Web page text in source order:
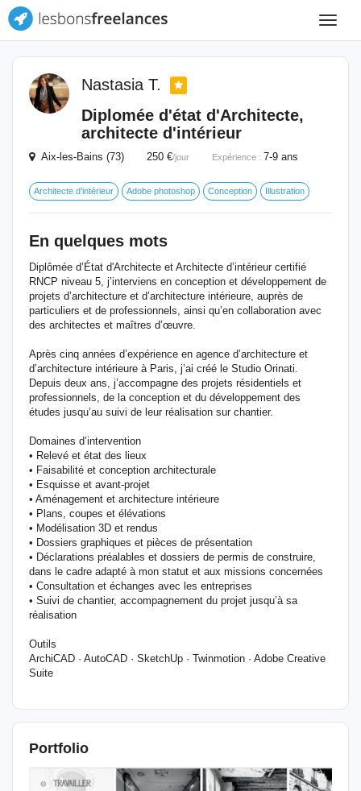
Toggle
Nastasia T.
Diplomée d'état d'Architecte,
architecte d'intérieur
Aix-les-Bains (73) 250 €/jour Expérience : 7-9 ans
Architecte d'intérieur Adobe photoshop Conception Illustration
En quelques mots
Diplômée d’État d'Architecte et Architecte d’intérieur certifié
RNCP niveau 5, j’interviens en conception et développement de
projets d’architecture et d’architecture intérieure, auprès de
particuliers et de professionnels, ainsi qu’en collaboration avec
des architectes et maîtres d’œuvre.
Après cinq années d’expérience en agence d’architecture et
d’architecture intérieure à Paris, j’ai créé le Studio Orinati.
Depuis deux ans, j’accompagne des projets résidentiels et
professionnels, de la conception et du développement des
études jusqu’au suivi de leur réalisation sur chantier.
Domaines d’intervention
• Relevé et état des lieux
• Faisabilité et conception architecturale
• Esquisse et avant-projet
• Aménagement et architecture intérieure
• Plans, coupes et élévations
• Modélisation 3D et rendus
• Dossiers graphiques et pièces de présentation
• Déclarations préalables et dossiers de permis de construire,
dans le cadre adapté à mon statut et aux missions concernées
• Consultation et échanges avec les entreprises
• Suivi de chantier, accompagnement du projet jusqu’à sa
réalisation
Outils
ArchiCAD · AutoCAD · SketchUp · Twinmotion · Adobe Creative
Suite
Portfolio